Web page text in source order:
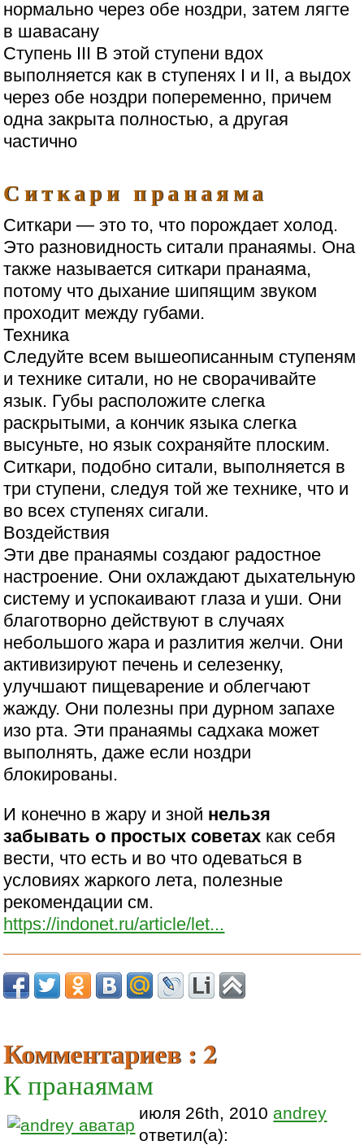
нормально через обе ноздри, затем лягте
в шавасану
Ступень III В этой ступени вдох
выполняется как в ступенях I и II, а выдох
через обе ноздри попеременно, причем
одна закрыта полностью, а другая
частично
Ситкари пранаяма
Ситкари — это то, что порождает холод.
Это разновидность ситали пранаямы. Она
также называется ситкари пранаяма,
потому что дыхание шипящим звуком
проходит между губами.
Техника
Следуйте всем вышеописанным ступеням
и технике ситали, но не сворачивайте
язык. Губы расположите слегка
раскрытыми, а кончик языка слегка
высуньте, но язык сохраняйте плоским.
Ситкари, подобно ситали, выполняется в
три ступени, следуя той же технике, что и
во всех ступенях сигали.
Воздействия
Эти две пранаямы создаюг радостное
настроение. Они охлаждают дыхательную
систему и успокаивают глаза и уши. Они
благотворно действуют в случаях
небольшого жара и разлития желчи. Они
активизируют печень и селезенку,
улучшают пищеварение и облегчают
жажду. Они полезны при дурном запахе
изо рта. Эти пранаямы садхака может
выполнять, даже если ноздри
блокированы.
И конечно в жару и зной нельзя
забывать о простых советах как себя
вести, что есть и во что одеваться в
условиях жаркого лета, полезные
рекомендации см.
https://indonet.ru/article/let...
Комментариев : 2
К пранаямам
июля 26th, 2010 andrey
ответил(а):